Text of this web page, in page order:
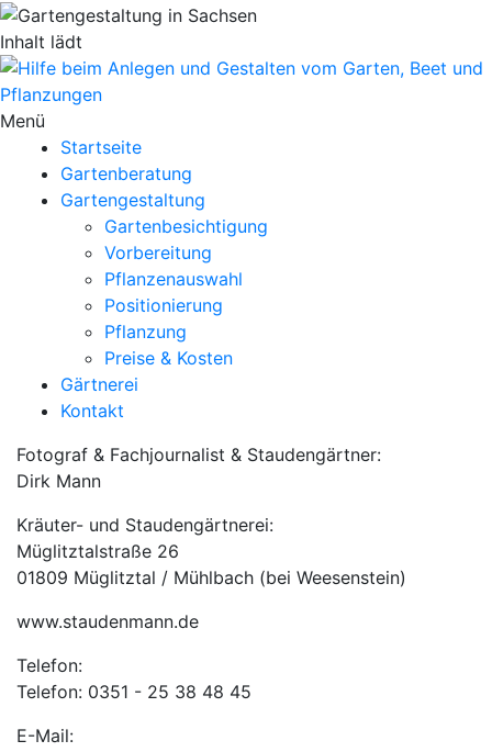
Inhalt lädt
Menü
Startseite
Gartenberatung
Gartengestaltung
Gartenbesichtigung
Vorbereitung
Pflanzenauswahl
Positionierung
Pflanzung
Preise & Kosten
Gärtnerei
Kontakt
Fotograf & Fachjournalist & Staudengärtner:
Dirk Mann
Kräuter- und Staudengärtnerei:
Müglitztalstraße 26
01809 Müglitztal / Mühlbach (bei Weesenstein)
www.staudenmann.de
Telefon:
Telefon: 0351 - 25 38 48 45
E-Mail: